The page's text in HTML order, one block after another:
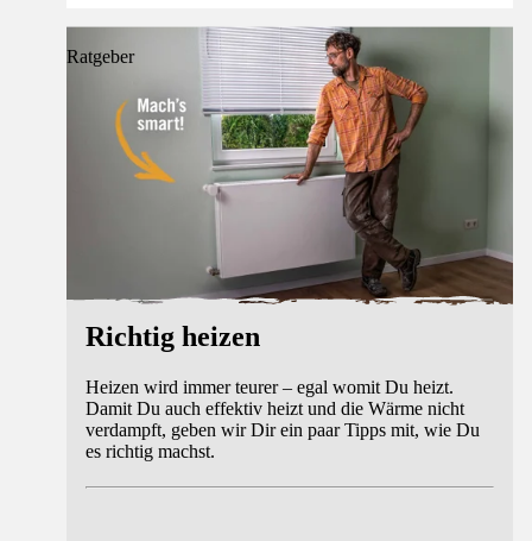
Ratgeber
Richtig heizen
Heizen wird immer teurer – egal womit Du heizt.
Damit Du auch effektiv heizt und die Wärme nicht
verdampft, geben wir Dir ein paar Tipps mit, wie Du
es richtig machst.